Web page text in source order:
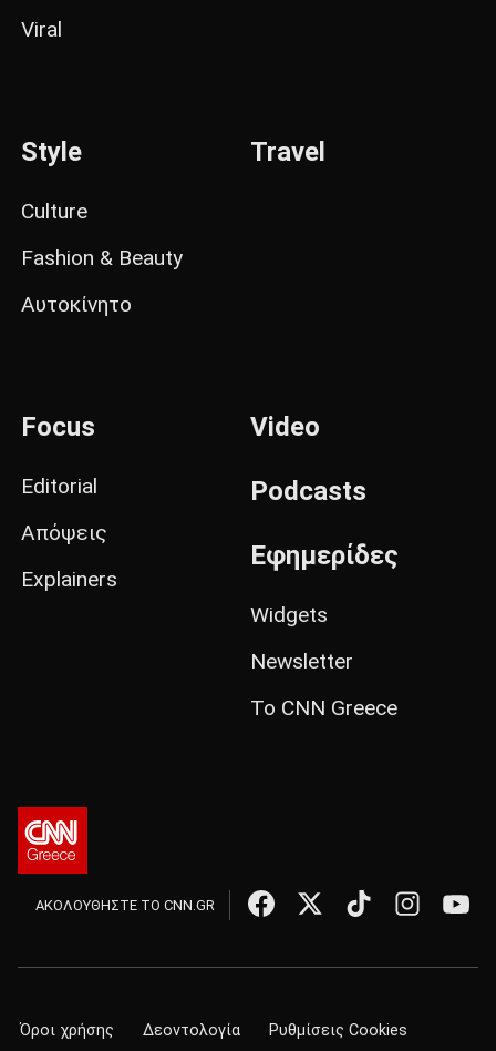
Viral
Style
Culture
Fashion & Beauty
Αυτοκίνητο
Travel
Focus
Editorial
Απόψεις
Explainers
Video
Podcasts
Εφημερίδες
Widgets
Newsletter
Το CNN Greece
ΑΚΟΛΟΥΘΗΣΤΕ ΤΟ CNN.GR
Όροι χρήσης Δεοντολογία Ρυθμίσεις Cookies